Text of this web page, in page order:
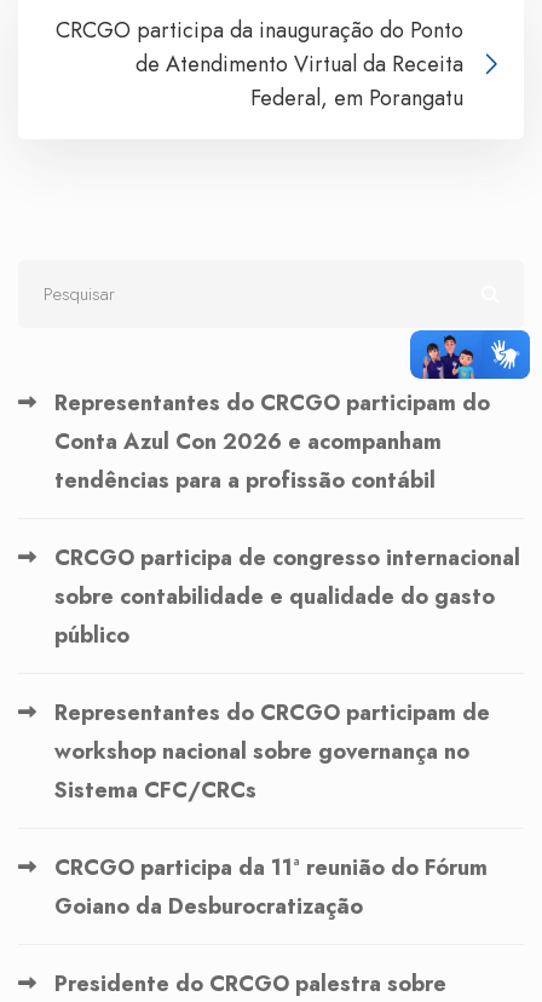
CRCGO participa da inauguração do Ponto
de Atendimento Virtual da Receita
Federal, em Porangatu
Representantes do CRCGO participam do
Conta Azul Con 2026 e acompanham
tendências para a profissão contábil
CRCGO participa de congresso internacional
sobre contabilidade e qualidade do gasto
público
Representantes do CRCGO participam de
workshop nacional sobre governança no
Sistema CFC/CRCs
CRCGO participa da 11ª reunião do Fórum
Goiano da Desburocratização
Presidente do CRCGO palestra sobre